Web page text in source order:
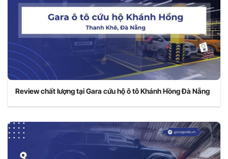
Review chất lượng tại Gara cứu hộ ô tô Khánh Hồng Đà Nẵng